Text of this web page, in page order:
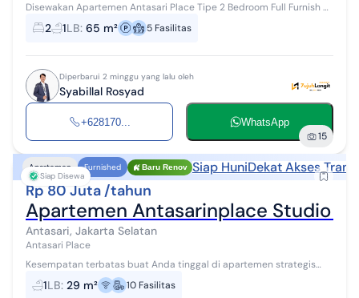
‎Disewakan Apartemen Antasari Place Tipe 2 Bedroom Full Furnish ‎
‎Apartment Name: Antasari Place ‎Location: Jl. Pangeran Antasari
No.45, C...
2 1LB: 65 m² 5 Fasilitas
Diperbarui 2 minggu yang lalu oleh
Syabillal Rosyad
+628170... WhatsApp
15
Siap Disewa
Apartemen Furnished Baru Renov Siap HuniDekat Akses
Rp 80 Juta /tahun
Apartemen Antasarinplace Studio
Antasari, Jakarta Selatan
Antasari Place
Kesempatan terbatas buat Anda tinggal di apartemen strategis
dengan view Swimming pool, dan perkotaan Jakarta Selatan di
jantung Bisnis jakarta. A...
1LB: 29 m² 10 Fasilitas